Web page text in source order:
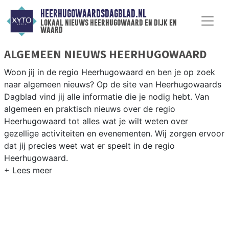
HEERHUGOWAARDSDAGBLAD.NL
lokaal nieuws heerhugowaard en dijk en
waard
ALGEMEEN NIEUWS HEERHUGOWAARD
Woon jij in de regio Heerhugowaard en ben je op zoek
naar algemeen nieuws? Op de site van Heerhugowaards
Dagblad vind jij alle informatie die je nodig hebt. Van
algemeen en praktisch nieuws over de regio
Heerhugowaard tot alles wat je wilt weten over
gezellige activiteiten en evenementen. Wij zorgen ervoor
dat jij precies weet wat er speelt in de regio
Heerhugowaard.